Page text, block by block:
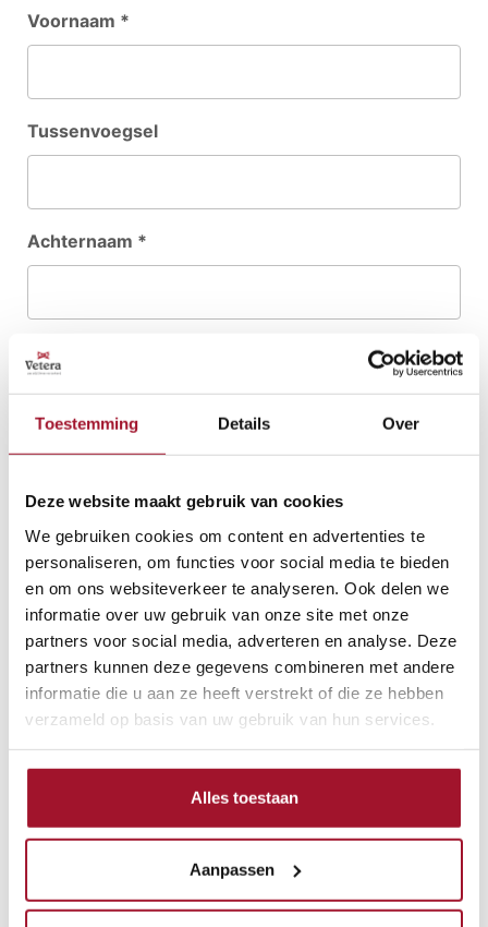
Toestemming Details Over
Deze website maakt gebruik van cookies
We gebruiken cookies om content en advertenties te
personaliseren, om functies voor social media te bieden
en om ons websiteverkeer te analyseren. Ook delen we
informatie over uw gebruik van onze site met onze
partners voor social media, adverteren en analyse. Deze
partners kunnen deze gegevens combineren met andere
informatie die u aan ze heeft verstrekt of die ze hebben
verzameld op basis van uw gebruik van hun services.
Alles toestaan
Aanpassen
Voornaam *
Tussenvoegsel
Achternaam *
Postcode *
Huisnummer * Toevoeging
Straatnaam *
Plaats *
Telefoonnummer **
E-mailadres **